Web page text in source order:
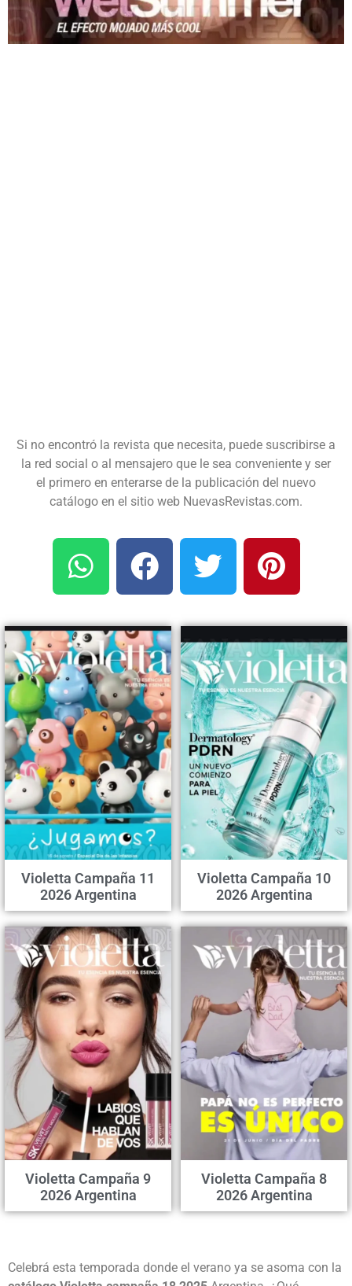
Si no encontró la revista que necesita, puede suscribirse a
la red social o al mensajero que le sea conveniente y ser
el primero en enterarse de la publicación del nuevo
catálogo en el sitio web NuevasRevistas.com.
Violetta Campaña 11
2026 Argentina
Violetta Campaña 10
2026 Argentina
Violetta Campaña 9
2026 Argentina
Violetta Campaña 8
2026 Argentina
Celebrá esta temporada donde el verano ya se asoma con la